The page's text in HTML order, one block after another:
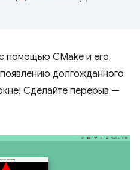
помощью CMake и его
долгожданного
Сделайте перерыв —